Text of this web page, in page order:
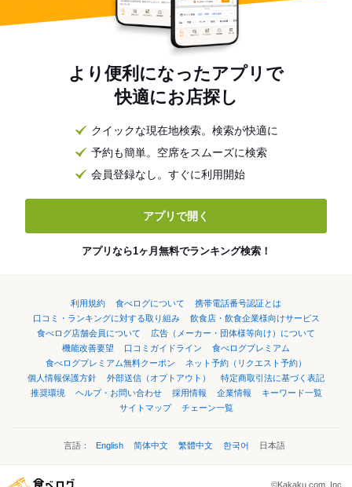
より便利になったアプリで
快適にお店探し
クイックな現在地検索。検索が快適に
予約も簡単。空席をスムーズに検索
会員登録なし。すぐに利用開始
アプリで開く
アプリなら1ヶ月無料でランキング検索！
利用規約 食べログについて
携帯電話番号認証とは
口コミ・ランキングに対する取り組み
飲食店・飲食企業様向けサービス
食べログ店舗会員について
広告（メーカー・団体様等向け）について
機能改善要望
口コミガイドライン
食べログプレミアム
食べログプレミアム無料クーポン
ネット予約（リクエスト予約）
個人情報保護方針
外部送信（オプトアウト）
特定商取引法に基づく表記
推奨環境
ヘルプ・お問い合わせ 採用情報 企業情報
キーワード一覧
サイトマップ
チェーン一覧
言語： English 简体中文 繁體中文 한국어 日本語
©Kakaku.com, Inc.